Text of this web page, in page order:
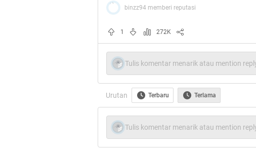
binzz94 memberi reputasi
1 272K
Tulis komentar menarik atau mention
Urutan Terbaru Terlama
Tulis komentar menarik atau mention